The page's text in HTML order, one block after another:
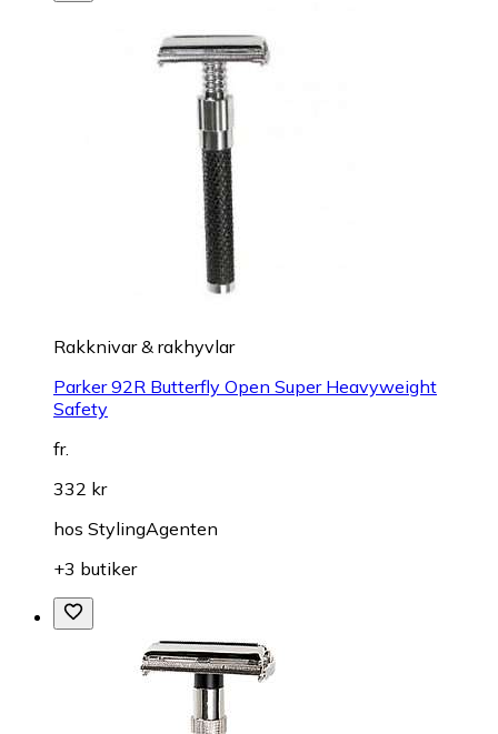
Rakknivar & rakhyvlar
Parker 92R Butterfly Open Super Heavyweight
Safety
fr.
332 kr
hos StylingAgenten
+3 butiker